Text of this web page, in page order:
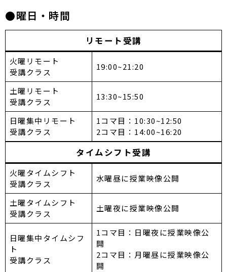
●曜日・時間
リモート受講
火曜リモート
受講クラス
19:00~21:20
土曜リモート
受講クラス
13:30~15:50
日曜集中リモート
受講クラス
1コマ目：10:30~12:50
2コマ目：14:00~16:20
タイムシフト受講
火曜タイムシフト
受講クラス
水曜昼に授業映像公開
土曜タイムシフト
受講クラス
土曜夜に授業映像公開
日曜集中タイムシフ
ト
受講クラス
1コマ目：日曜夜に授業映像公
開
2コマ目：月曜昼に授業映像公
開